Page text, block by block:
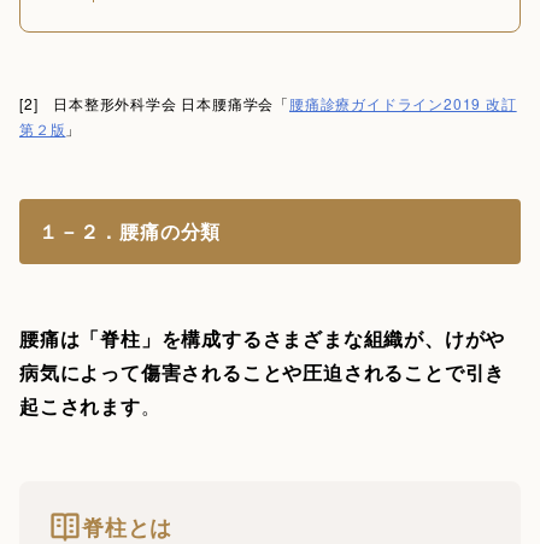
[2] 日本整形外科学会 日本腰痛学会「腰痛診療ガイドライン2019 改訂
第２版 」
１－２．腰痛の分類
腰痛は「脊柱」を構成するさまざまな組織が、けがや
病気によって傷害されることや圧迫されることで引き
起こされます。
脊柱とは